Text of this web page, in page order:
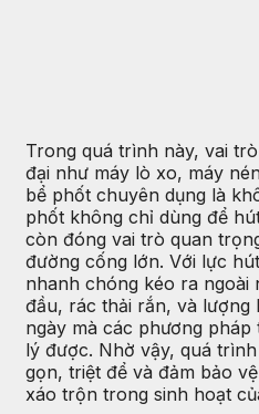
Trong quá trình này, vai
đại như máy lò xo, máy
bể phốt chuyên dụng là
phốt không chỉ dùng để
còn đóng vai trò quan
đường cống lớn. Với lực
nhanh chóng kéo ra ngoài
đầu, rác thải rắn, và lượng
ngày mà các phương
lý được. Nhờ vậy, quá
gọn, triệt để và đảm bảo
xáo trộn trong sinh hoạt